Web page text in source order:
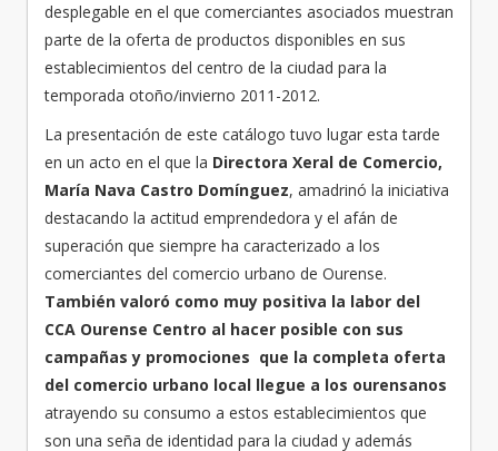
desplegable en el que comerciantes asociados muestran
parte de la oferta de productos disponibles en sus
establecimientos del centro de la ciudad para la
temporada otoño/invierno 2011-2012.
La presentación de este catálogo tuvo lugar esta tarde
en un acto en el que la Directora Xeral de Comercio,
María Nava Castro Domínguez, amadrinó la iniciativa
destacando la actitud emprendedora y el afán de
superación que siempre ha caracterizado a los
comerciantes del comercio urbano de Ourense.
También valoró como muy positiva la labor del
CCA Ourense Centro al hacer posible con sus
campañas y promociones que la completa oferta
del comercio urbano local llegue a los ourensanos
atrayendo su consumo a estos establecimientos que
son una seña de identidad para la ciudad y además